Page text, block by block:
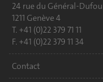
24 rue du Général-
1211 Genève 4
T. +41 (0)22 379 71 11
F. +41 (0)22 379 11 34
Contact